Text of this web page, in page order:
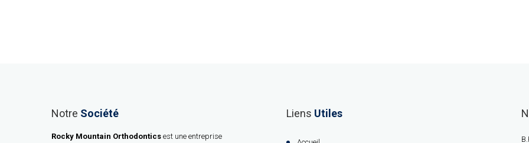
Notre Société
Rocky Mountain Orthodontics est une entreprise
Liens Utiles